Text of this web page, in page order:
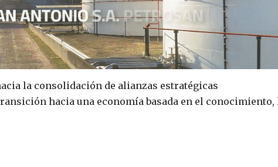
la consolidación de alianzas estratégicas
hacia una economía basada en el conocimiento,